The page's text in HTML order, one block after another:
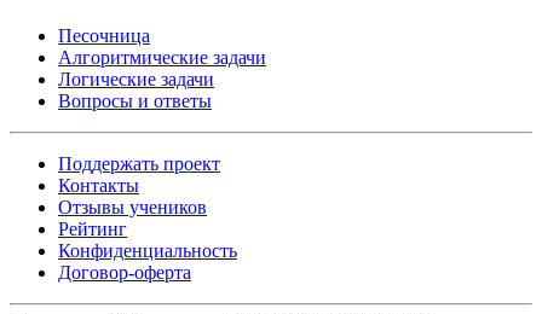
Песочница
Алгоритмические задачи
Логические задачи
Вопросы и ответы
Поддержать проект
Контакты
Отзывы учеников
Рейтинг
Конфиденциальность
Договор-оферта